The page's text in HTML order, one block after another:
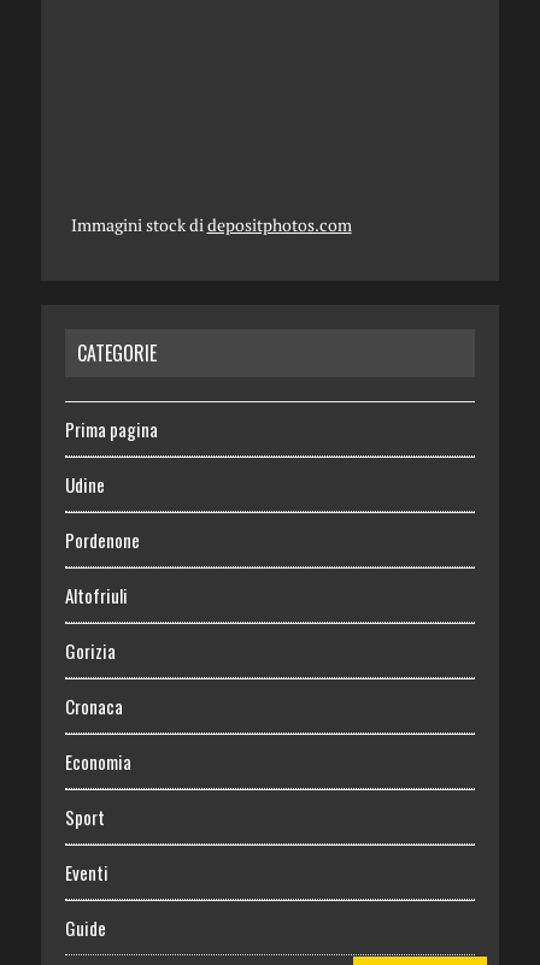
Immagini stock didepositphotos.com
CATEGORIE
Prima pagina
Udine
Pordenone
Altofriuli
Gorizia
Cronaca
Economia
Sport
Eventi
Guide